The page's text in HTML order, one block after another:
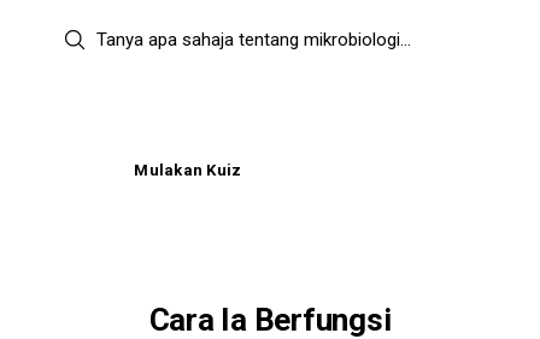
Mulakan Kuiz
Cara Ia Berfungsi